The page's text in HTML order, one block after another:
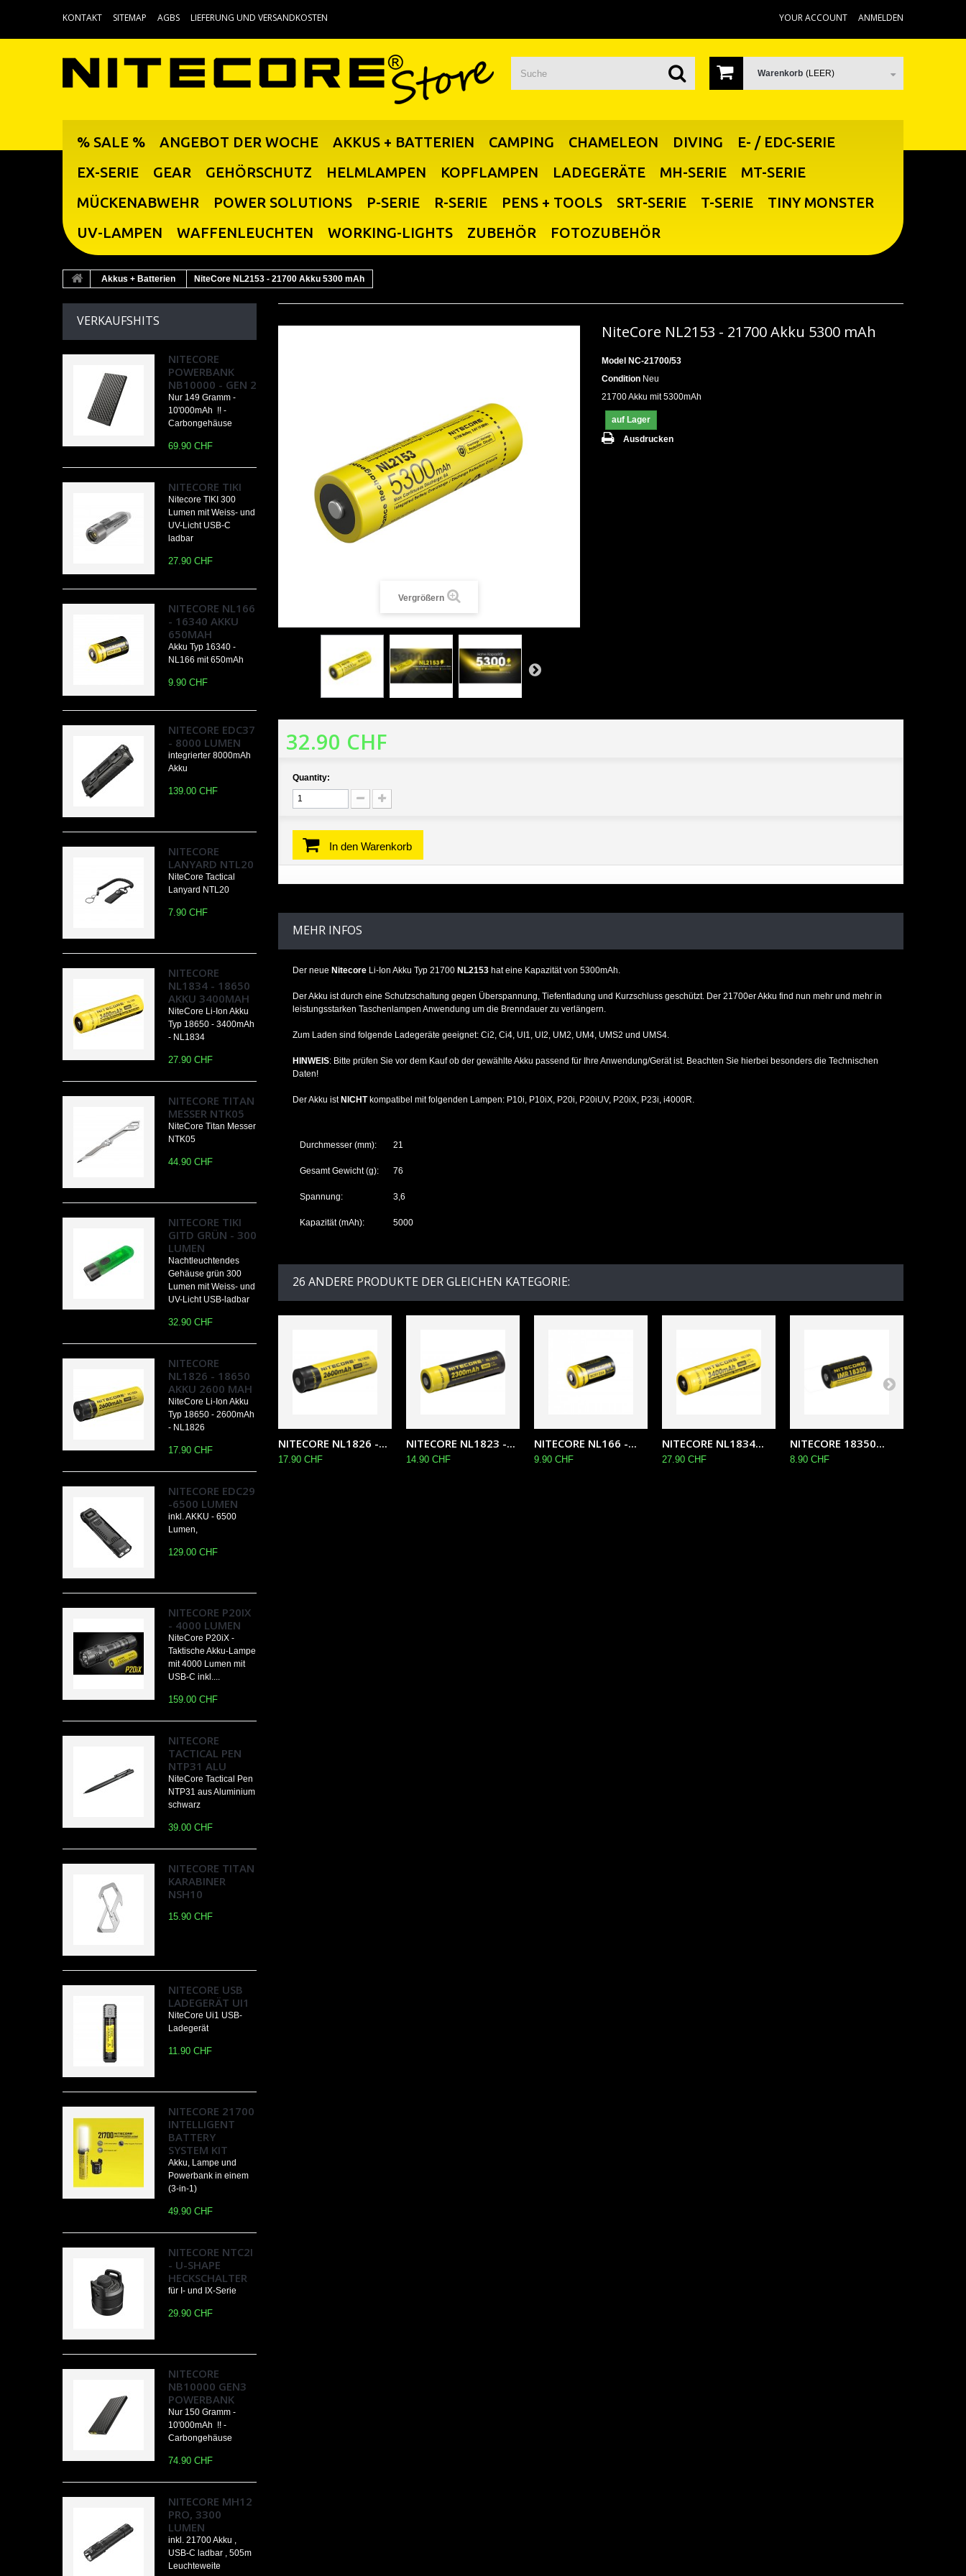
ANMELDEN
YOUR ACCOUNT
KONTAKT SITEMAP AGBS LIEFERUNG UND VERSANDKOSTEN
Warenkorb (LEER)
% SALE % ANGEBOT DER WOCHE AKKUS + BATTERIEN CAMPING CHAMELEON DIVING
E- / EDC-SERIE
EX-SERIE
GEAR GEHÖRSCHUTZ HELMLAMPEN KOPFLAMPEN LADEGERÄTE MH-SERIE
MT-SERIE
MÜCKENABWEHR
POWER SOLUTIONS P-SERIE R-SERIE PENS + TOOLS SRT-SERIE T-SERIE
TINY MONSTER
UV-LAMPEN
WAFFENLEUCHTEN WORKING-LIGHTS ZUBEHÖR FOTOZUBEHÖR
Akkus + Batterien NiteCore NL2153 - 21700 Akku 5300 mAh
VERKAUFSHITS
NITECORE
POWERBANK
NB10000 - GEN 2
Nur 149 Gramm -
10'000mAh !! -
Carbongehäuse
69.90 CHF
NITECORE TIKI
Nitecore TIKI 300
Lumen mit Weiss- und
UV-Licht USB-C
ladbar
27.90 CHF
NITECORE NL166
- 16340 AKKU
650MAH
Akku Typ 16340 -
NL166 mit 650mAh
9.90 CHF
NITECORE EDC37
- 8000 LUMEN
integrierter 8000mAh
Akku
139.00 CHF
NITECORE
LANYARD NTL20
NiteCore Tactical
Lanyard NTL20
7.90 CHF
NITECORE
NL1834 - 18650
AKKU 3400MAH
NiteCore Li-Ion Akku
Typ 18650 - 3400mAh
- NL1834
27.90 CHF
NITECORE TITAN
MESSER NTK05
NiteCore Titan Messer
NTK05
44.90 CHF
NITECORE TIKI
GITD GRÜN - 300
LUMEN
Nachtleuchtendes
Gehäuse grün 300
Lumen mit Weiss- und
UV-Licht USB-ladbar
32.90 CHF
NITECORE
NL1826 - 18650
AKKU 2600 MAH
NiteCore Li-Ion Akku
Typ 18650 - 2600mAh
- NL1826
17.90 CHF
NITECORE EDC29
-6500 LUMEN
inkl. AKKU - 6500
Lumen,
129.00 CHF
NITECORE P20IX
- 4000 LUMEN
NiteCore P20iX -
Taktische Akku-Lampe
mit 4000 Lumen mit
USB-C inkl....
159.00 CHF
NITECORE
TACTICAL PEN
NTP31 ALU
NiteCore Tactical Pen
NTP31 aus Aluminium
schwarz
39.00 CHF
NITECORE TITAN
KARABINER
NSH10
15.90 CHF
NITECORE USB
LADEGERÄT UI1
NiteCore Ui1 USB-
Ladegerät
11.90 CHF
NITECORE 21700
INTELLIGENT
BATTERY
SYSTEM KIT
Akku, Lampe und
Powerbank in einem
(3-in-1)
49.90 CHF
NITECORE NTC2I
- U-SHAPE
HECKSCHALTER
für I- und IX-Serie
29.90 CHF
NITECORE
NB10000 GEN3
POWERBANK
Nur 150 Gramm -
10'000mAh !! -
Carbongehäuse
74.90 CHF
NITECORE MH12
PRO, 3300
LUMEN
inkl. 21700 Akku ,
USB-C ladbar , 505m
Leuchteweite
Vergrößern
NiteCore NL2153 - 21700 Akku 5300 mAh
Model NC-21700/53
Condition Neu
21700 Akku mit 5300mAh
auf Lager
Ausdrucken
32.90 CHF
Quantity:
In den Warenkorb
MEHR INFOS
Der neue Nitecore Li-Ion Akku Typ 21700 NL2153 hat eine Kapazität von 5300mAh.
Der Akku ist durch eine Schutzschaltung gegen Überspannung, Tiefentladung und Kurzschluss geschützt. Der 21700er Akku find nun mehr und mehr in
leistungsstarken Taschenlampen Anwendung um die Brenndauer zu verlängern.
Zum Laden sind folgende Ladegeräte geeignet: Ci2, Ci4, UI1, UI2, UM2, UM4, UMS2 und UMS4.
HINWEIS: Bitte prüfen Sie vor dem Kauf ob der gewählte Akku passend für Ihre Anwendung/Gerät ist. Beachten Sie hierbei besonders die Technischen
Daten!
Der Akku ist NICHT kompatibel mit folgenden Lampen: P10i, P10iX, P20i, P20iUV, P20iX, P23i, i4000R.
Durchmesser (mm): 21
Gesamt Gewicht (g): 76
Spannung: 3,6
Kapazität (mAh): 5000
26 ANDERE PRODUKTE DER GLEICHEN KATEGORIE:
NITECORE NL1826 -...
17.90 CHF
NITECORE NL1823 -...
14.90 CHF
NITECORE NL166 -...
9.90 CHF
NITECORE NL1834...
27.90 CHF
NITECORE 18350...
8.90 CHF